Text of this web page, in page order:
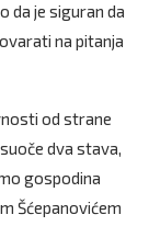
da je siguran da
na pitanja
od strane
dva stava,
gospodina
Šćepanovićem